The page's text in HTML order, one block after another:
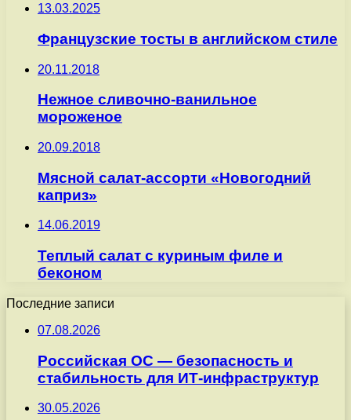
13.03.2025
Французские тосты в английском стиле
20.11.2018
Нежное сливочно-ванильное
мороженое
20.09.2018
Мясной салат-ассорти «Новогодний
каприз»
14.06.2019
Теплый салат с куриным филе и
беконом
Последние записи
07.08.2026
Российская ОС — безопасность и
стабильность для ИТ-инфраструктур
30.05.2026